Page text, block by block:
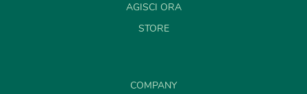
AGISCI ORA
STORE
COMPANY